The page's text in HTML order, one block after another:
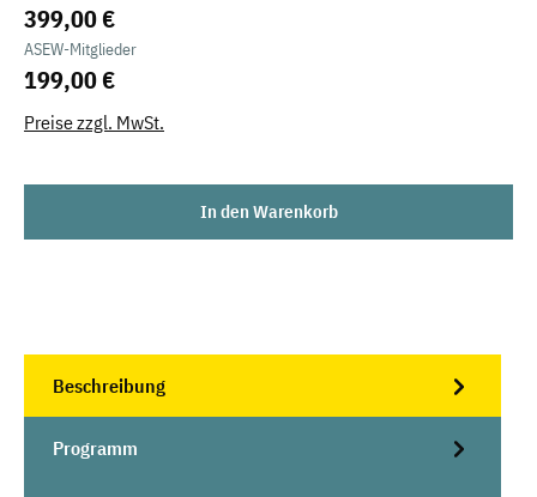
399,00 €
ASEW-Mitglieder
199,00 €
Preise zzgl. MwSt.
In den Warenkorb
Beschreibung
Programm